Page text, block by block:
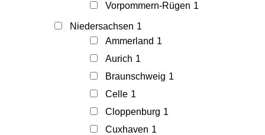
Vorpommern-Rügen 1
Niedersachsen 1
Ammerland 1
Aurich 1
Braunschweig 1
Celle 1
Cloppenburg 1
Cuxhaven 1